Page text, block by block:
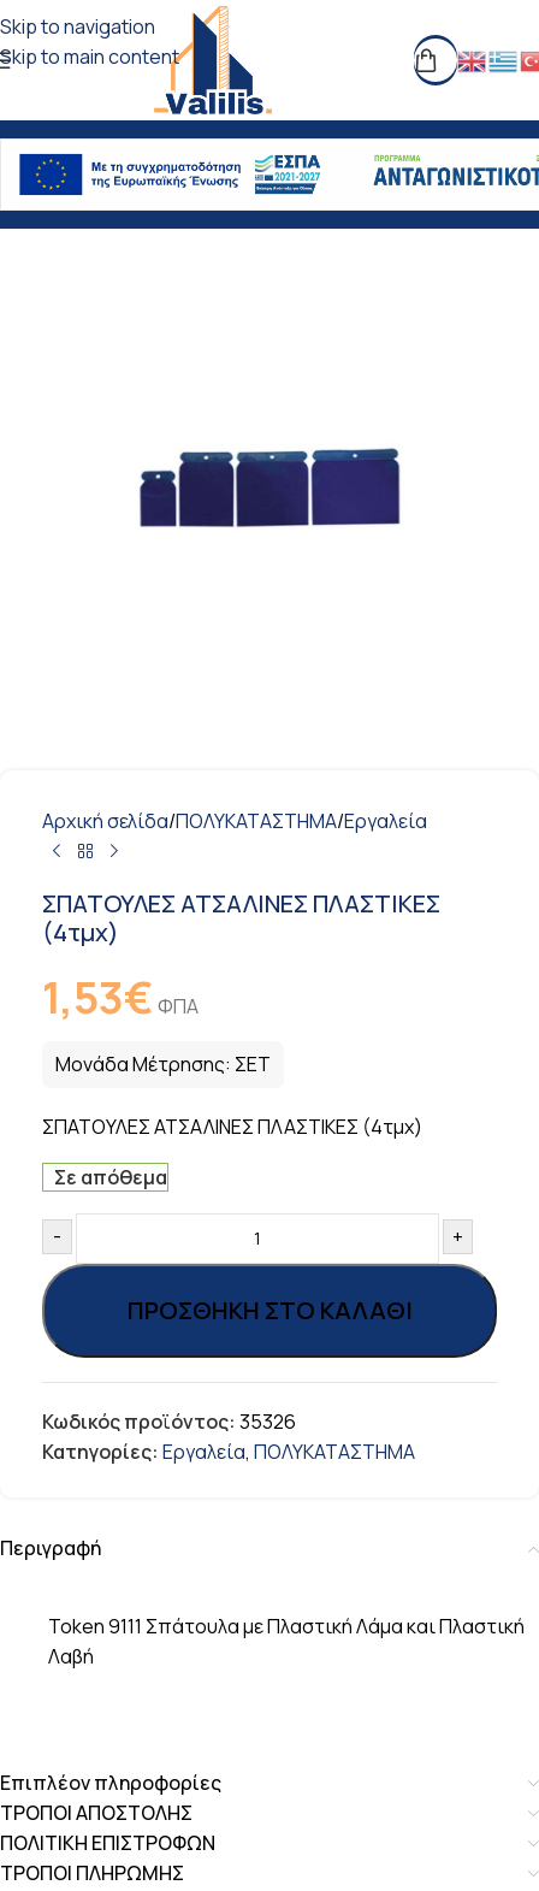
Skip to navigation
Skip to main content
Αρχική σελίδα/ΠΟΛΥΚΑΤΑΣΤΗΜΑ/Εργαλεία
ΣΠΑΤΟΥΛΕΣ ΑΤΣΑΛΙΝΕΣ ΠΛΑΣΤΙΚΕΣ
(4τμχ)
1,53€ ΦΠΑ
Μονάδα Μέτρησης: ΣΕΤ
ΣΠΑΤΟΥΛΕΣ ΑΤΣΑΛΙΝΕΣ ΠΛΑΣΤΙΚΕΣ (4τμχ)
Σε απόθεμα
- +
ΠΡΟΣΘΉΚΗ ΣΤΟ ΚΑΛΆΘΙ
Κωδικός προϊόντος: 35326
Κατηγορίες: Εργαλεία, ΠΟΛΥΚΑΤΑΣΤΗΜΑ
Περιγραφή
Token 9111 Σπάτουλα με Πλαστική Λάμα και Πλαστική
Λαβή
Επιπλέον πληροφορίες
ΤΡΟΠΟΙ ΑΠΟΣΤΟΛΗΣ
ΠΟΛΙΤΙΚΗ ΕΠΙΣΤΡΟΦΩΝ
ΤΡΟΠΟΙ ΠΛΗΡΩΜΗΣ